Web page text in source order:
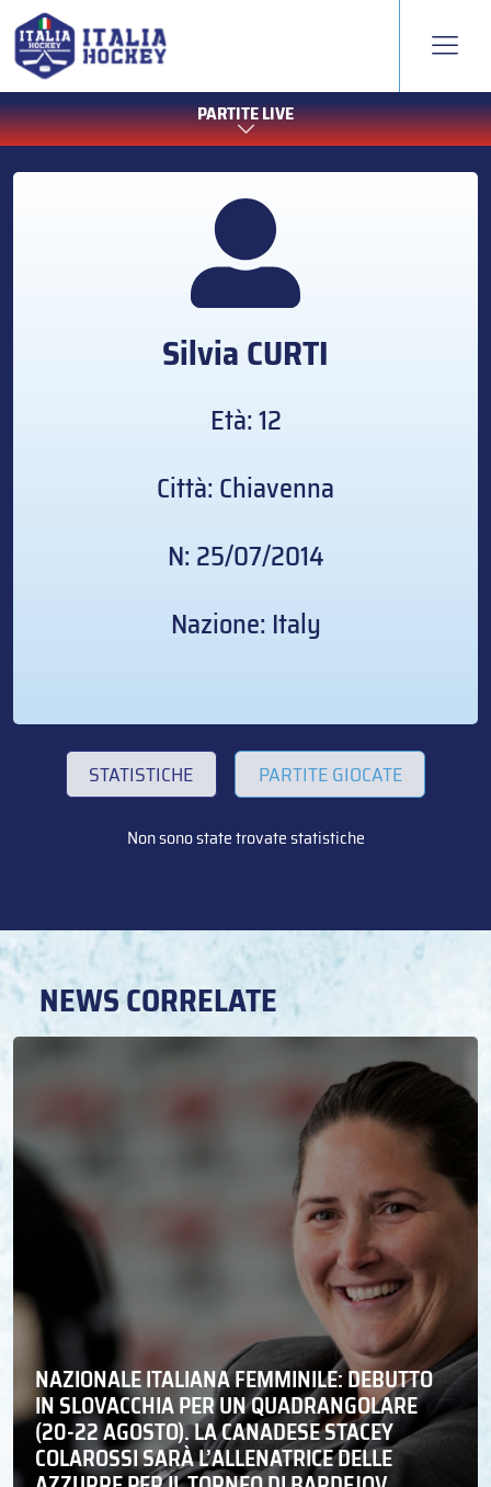
PARTITE LIVE
SilviaCURTI
Età: 12
Città: Chiavenna
N: 25/07/2014
Nazione: Italy
STATISTICHE PARTITE GIOCATE
Non sono state trovate statistiche
NEWS CORRELATE
NAZIONALE ITALIANA FEMMINILE: DEBUTTO
IN SLOVACCHIA PER UN QUADRANGOLARE
(20-22 AGOSTO). LA CANADESE STACEY
COLAROSSI SARÀ L’ALLENATRICE DELLE